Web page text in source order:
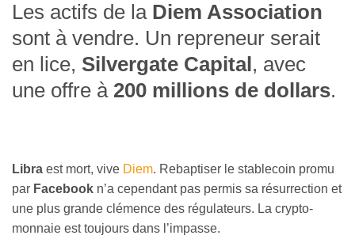
Les actifs de la Diem Association
sont à vendre. Un repreneur serait
en lice, Silvergate Capital , avec
une offre à 200 millions de dollars.
Libra est mort, vive Diem. Rebaptiser le stablecoin promu
par Facebook n’a cependant pas permis sa résurrection et
une plus grande clémence des régulateurs. La crypto-
monnaie est toujours dans l’impasse.